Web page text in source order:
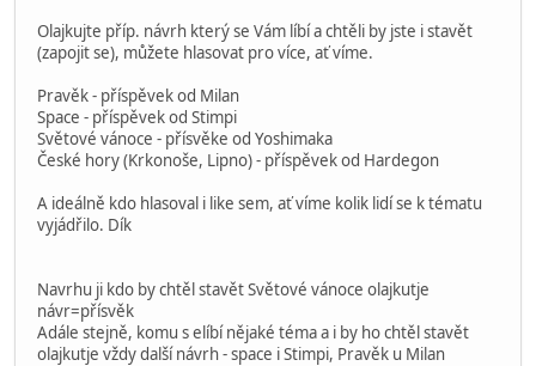
Olajkujte příp. návrh který se Vám líbí a chtěli by jste i stavět
(zapojit se), můžete hlasovat pro více, ať víme.
Pravěk - příspěvek od Milan
Space - příspěvek od Stimpi
Světové vánoce - přísvěke od Yoshimaka
České hory (Krkonoše, Lipno) - příspěvek od Hardegon
A ideálně kdo hlasoval i like sem, ať víme kolik lidí se k tématu
vyjádřilo. Dík
Navrhu ji kdo by chtěl stavět Světové vánoce olajkutje
návr=přísvěk
Adále stejně, komu s elíbí nějaké téma a i by ho chtěl stavět
olajkutje vždy další návrh - space i Stimpi, Pravěk u Milan